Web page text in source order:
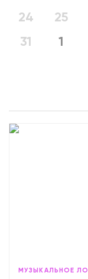
24
25
31
1
МУЗЫКАЛЬНОЕ